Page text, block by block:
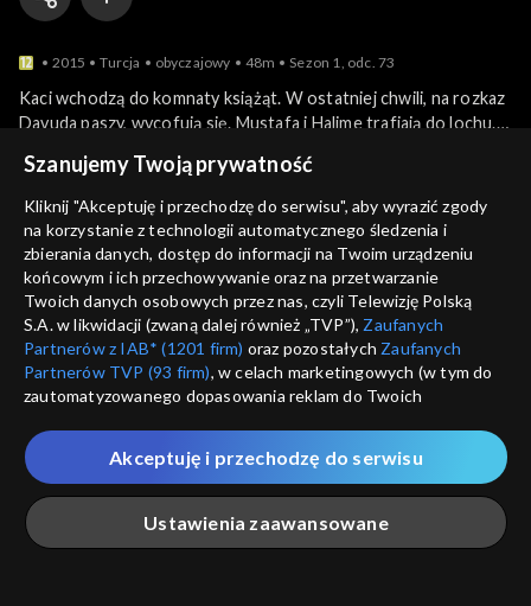
2015 Turcja obyczajowy 48m Sezon 1, odc. 73
Kaci wchodzą do komnaty książąt. W ostatniej chwili, na rozkaz
Davuda paszy, wycofują się. Mustafa i Halime trafiają do lochu.
przybraną matką. Przepaść między Osmanem a Kosem staje się
coraz większa. Nowy sułtan szykuje się do wojny z
Rzeczpospolitą.
więcej
Sezony i odcinki
Wybierz
Sezon 1
Sezon 2
Rekomendowane dla Ciebie
Szanujemy Twoją prywatność
Kliknij "Akceptuję i przechodzę do serwisu", aby wyrazić zgody
na korzystanie z technologii automatycznego śledzenia i
zbierania danych, dostęp do informacji na Twoim urządzeniu
końcowym i ich przechowywanie oraz na przetwarzanie
Twoich danych osobowych przez nas, czyli Telewizję Polską
S.A. w likwidacji (zwaną dalej również „TVP”), Zaufanych
Partnerów z IAB* (1201 firm) oraz pozostałych Zaufanych
Partnerów TVP (93 firm), w celach marketingowych (w tym do
zautomatyzowanego dopasowania reklam do Twoich
które wskazujemy poniżej, a także zgody na udostępnianie
przez nas identyfikatora PPID do Google.
Twoje dane osobowe zbierane podczas odwiedzania przez
Ciebie naszych
poszczególnych serwisówzwanych dalej
„Portalem”, w tym informacje zapisywane za pomocą
Ustawienia zaawansowane
Akceptuję i przechodzę do serwisu